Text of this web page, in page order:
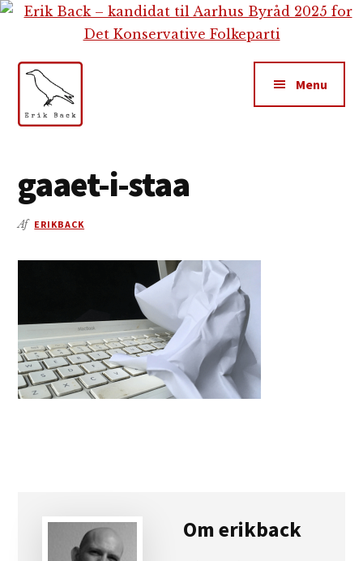
Skip
Gå
primær
sidebar
Skip
Additional
creation,
e-
mail,
Menu
gaaet-i-staa
Af ERIKBACK
Omerikback